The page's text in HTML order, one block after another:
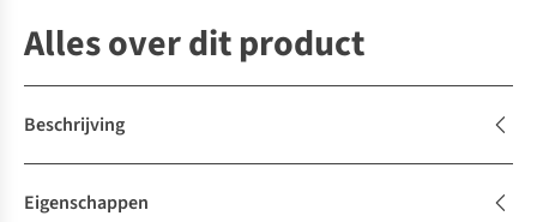
Alles over dit product
Beschrijving
Eigenschappen